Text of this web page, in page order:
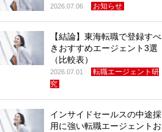
2026.07.06 お知らせ
【結論】東海転職で登録すべ
きおすすめエージェント3選
（比較表）
2026.07.01
転職エージェント研
究
インサイドセールスの中途採
用に強い転職エージェントお